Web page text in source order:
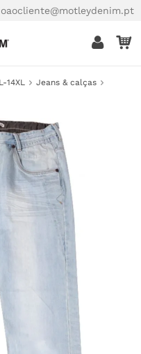
14XL
Jeans & calças